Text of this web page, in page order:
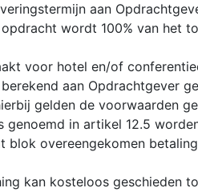
aan
wordt 100% van het
voor hotel en/of
aan Opdrachtgever
gelden de voorwaarden
in artikel 12.5
overeengekomen
kan kosteloos geschieden